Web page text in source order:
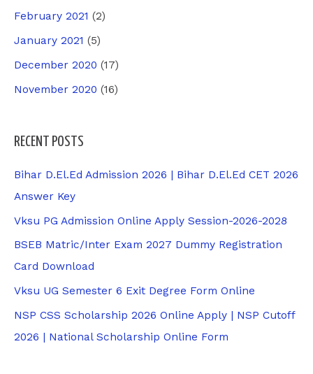
February 2021 (2)
January 2021 (5)
December 2020 (17)
November 2020 (16)
RECENT POSTS
Bihar D.El.Ed Admission 2026 | Bihar D.El.Ed CET 2026
Answer Key
Vksu PG Admission Online Apply Session-2026-2028
BSEB Matric/Inter Exam 2027 Dummy Registration
Card Download
Vksu UG Semester 6 Exit Degree Form Online
NSP CSS Scholarship 2026 Online Apply | NSP Cutoff
2026 | National Scholarship Online Form